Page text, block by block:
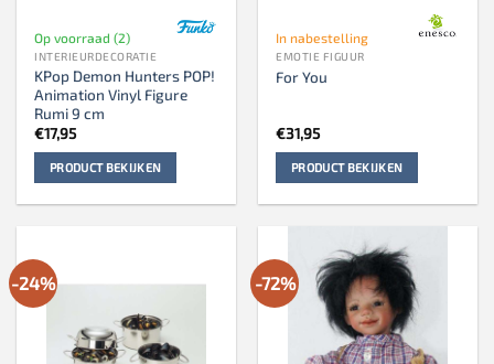
Op voorraad (2)
INTERIEURDECORATIE
KPop Demon Hunters POP!
Animation Vinyl Figure
Rumi 9 cm
€17,95
PRODUCT BEKIJKEN
In nabestelling
EMOTIE FIGUUR
For You
€31,95
PRODUCT BEKIJKEN
-24% -72%